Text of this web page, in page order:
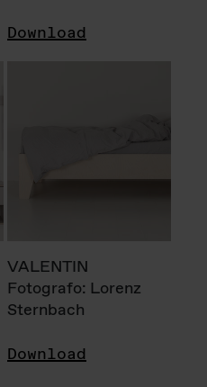
Download
VALENTIN
Fotografo: Lorenz
Sternbach
Download